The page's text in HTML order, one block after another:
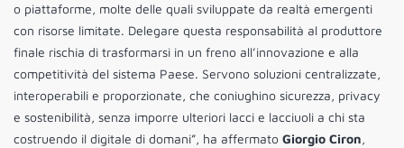
o piattaforme, molte delle quali sviluppate da realtà emergenti
con risorse limitate. Delegare questa responsabilità al produttore
finale rischia di trasformarsi in un freno all’innovazione e alla
competitività del sistema Paese. Servono soluzioni centralizzate,
interoperabili e proporzionate, che coniughino sicurezza, privacy
e sostenibilità, senza imporre ulteriori lacci e lacciuoli a chi sta
costruendo il digitale di domani”, ha affermato Giorgio Ciron,